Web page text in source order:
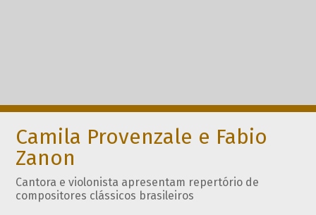
Camila Provenzale e Fabio
Zanon
Cantora e violonista apresentam repertório de
compositores clássicos brasileiros